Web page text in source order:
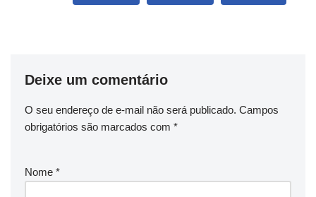
Deixe um comentário
O seu endereço de e-mail não será publicado. Campos
obrigatórios são marcados com *
Nome *